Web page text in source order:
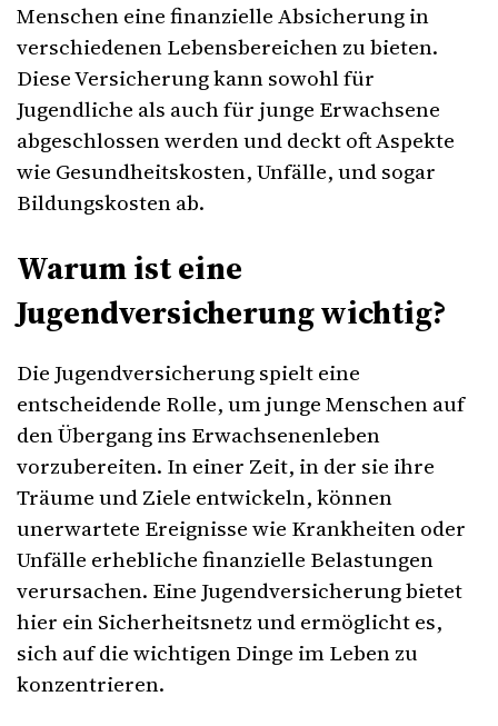
Menschen eine finanzielle Absicherung in
verschiedenen Lebensbereichen zu bieten.
Diese Versicherung kann sowohl für
Jugendliche als auch für junge Erwachsene
abgeschlossen werden und deckt oft Aspekte
wie Gesundheitskosten, Unfälle, und sogar
Bildungskosten ab.
Warum ist eine
Jugendversicherung wichtig?
Die Jugendversicherung spielt eine
entscheidende Rolle, um junge Menschen auf
den Übergang ins Erwachsenenleben
vorzubereiten. In einer Zeit, in der sie ihre
Träume und Ziele entwickeln, können
unerwartete Ereignisse wie Krankheiten oder
Unfälle erhebliche finanzielle Belastungen
verursachen. Eine Jugendversicherung bietet
hier ein Sicherheitsnetz und ermöglicht es,
sich auf die wichtigen Dinge im Leben zu
konzentrieren.